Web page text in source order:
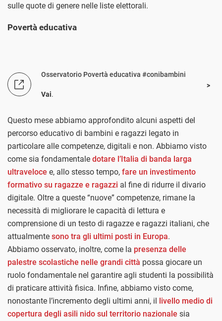
sulle quote di genere nelle liste elettorali.
Povertà educativa
Osservatorio Povertà educativa #conibambini
Vai.
Questo mese abbiamo approfondito alcuni aspetti del
percorso educativo di bambini e ragazzi legato in
particolare alle competenze, digitali e non. Abbiamo visto
come sia fondamentale dotare l’Italia di banda larga
ultraveloce e, allo stesso tempo, fare un investimento
formativo su ragazze e ragazzi al fine di ridurre il divario
digitale. Oltre a queste “nuove” competenze, rimane la
necessità di migliorare le capacità di lettura e
comprensione di un testo di ragazze e ragazzi italiani, che
attualmente sono tra gli ultimi posti in Europa.
Abbiamo osservato, inoltre, come la presenza delle
palestre scolastiche nelle grandi città possa giocare un
ruolo fondamentale nel garantire agli studenti la possibilità
di praticare attività fisica. Infine, abbiamo visto come,
nonostante l’incremento degli ultimi anni, il livello medio di
copertura degli asili nido sul territorio nazionale sia